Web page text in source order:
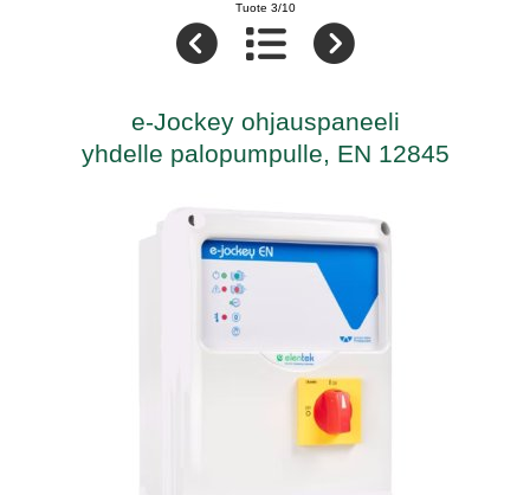
Tuote 3/10
e-Jockey ohjauspaneeli
yhdelle palopumpulle, EN 12845